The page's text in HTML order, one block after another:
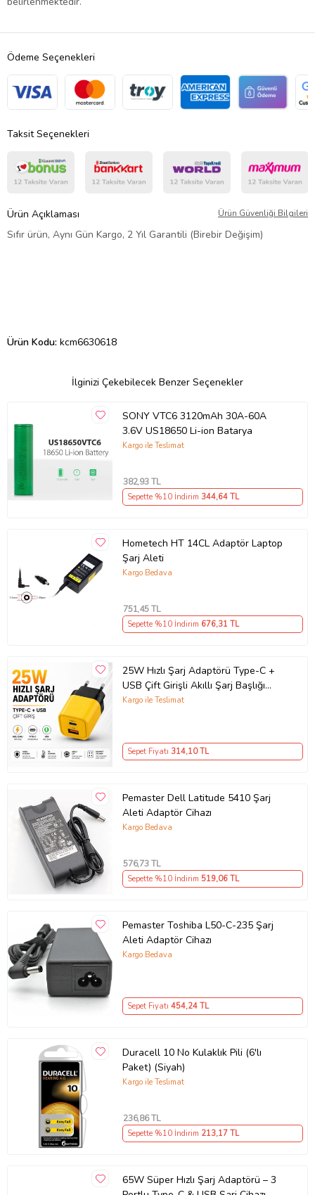
Ödeme Seçenekleri
Taksit Seçenekleri
Ürün Açıklaması Ürün Güvenliği Bilgileri
Sıfır ürün, Aynı Gün Kargo, 2 Yıl Garantili (Birebir Değişim)
Ürün Kodu: kcm6630618
İlginizi Çekebilecek Benzer Seçenekler
SONY VTC6 3120mAh 30A-60A
3.6V US18650 Li-ion Batarya
Kargo ile Teslimat
382,93 TL
Sepette %10 İndirim 344,64 TL
Hometech HT 14CL Adaptör Laptop
Şarj Aleti
Kargo Bedava
751,45 TL
Sepette %10 İndirim 676,31 TL
25W Hızlı Şarj Adaptörü Type-C +
USB Çift Girişli Akıllı Şarj Başlığı
Kompakt Tasarım
Kargo ile Teslimat
Sepet Fiyatı 314,10 TL
Pemaster Dell Latitude 5410 Şarj
Aleti Adaptör Cihazı
Kargo Bedava
576,73 TL
Sepette %10 İndirim 519,06 TL
Pemaster Toshiba L50-C-235 Şarj
Aleti Adaptör Cihazı
Kargo Bedava
Sepet Fiyatı 454,24 TL
Duracell 10 No Kulaklık Pili (6'lı
Paket) (Siyah)
Kargo ile Teslimat
236,86 TL
Sepette %10 İndirim 213,17 TL
65W Süper Hızlı Şarj Adaptörü – 3